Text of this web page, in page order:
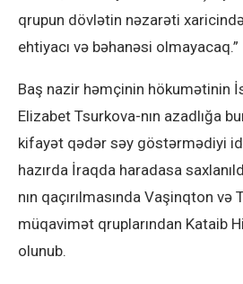
qrupun dövlətin nəzarəti
ehtiyacı və bəhanəsi olmayacaq.”
Baş nazir həmçinin hökumətinin
Elizabet Tsurkova-nın azadlığa
kifayət qədər səy göstərmədiyi
hazırda İraqda haradasa
nın qaçırılmasında Vaşinqton
müqavimət qruplarından Kataib
olunub.